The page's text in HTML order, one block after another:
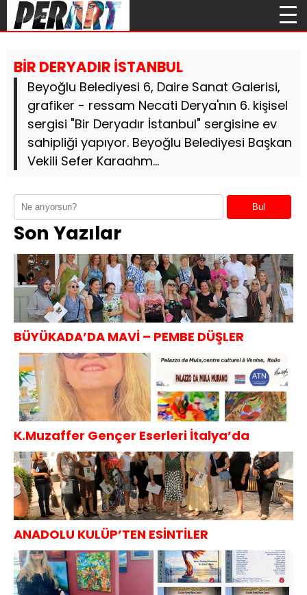
BİR DERYADIR İSTANBUL
Beyoğlu Belediyesi 6, Daire Sanat Galerisi,
grafiker - ressam Necati Derya'nın 6. kişisel
sergisi "Bir Deryadır İstanbul" sergisine ev
sahipliği yapıyor. Beyoğlu Belediyesi Başkan
Vekili Sefer Karaahm...
Bul
Son Yazılar
BÜYÜKADA’DA MAVİ – PEMBE DÜŞLER
K.Muzaffer Gençer Eserleri İtalya’da
ANADOLU KULÜP’TEN ESİNTİLER